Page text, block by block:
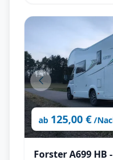
ab 125,00 € /
Forster A699